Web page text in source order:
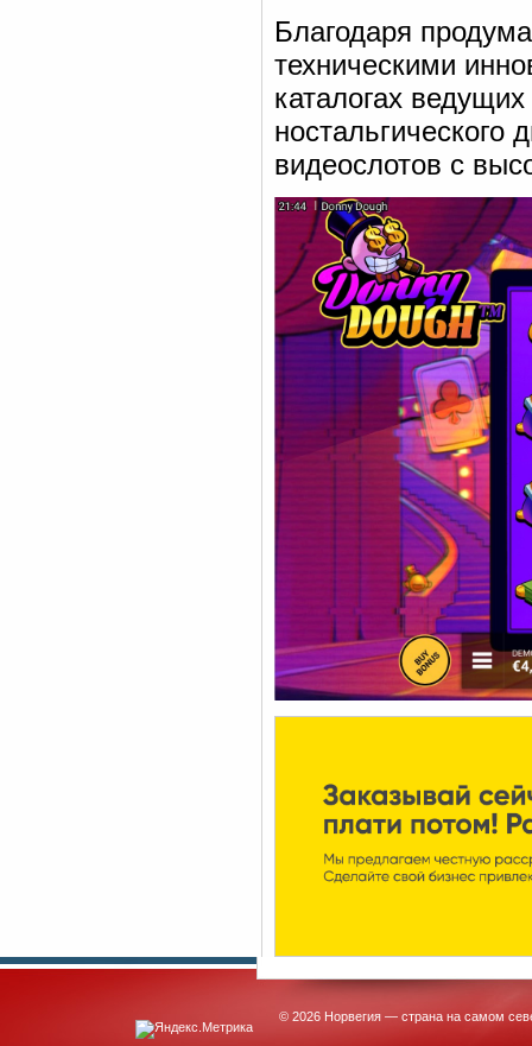
Благодаря
техническими
каталогах
ностальгического
видеослотов с
© 2026 Норвегия — страна на самом